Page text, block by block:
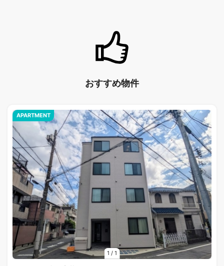
おすすめ物件
1 / 1
APARTMENT